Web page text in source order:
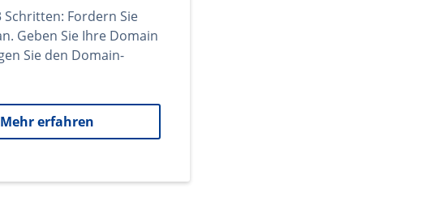
Schritten: Fordern Sie
Geben Sie Ihre Domain
Sie den Domain-
Mehr erfahren